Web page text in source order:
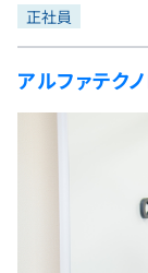
インターン
新卒エージェント
問題集
4択課題
プログラミング言語
ゲーム・マンガ
Tech Team Journal
paizaとは？
正社員
アルファテク